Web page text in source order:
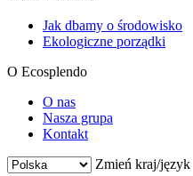
Jak dbamy o środowisko
Ekologiczne porządki
O Ecosplendo
O nas
Nasza grupa
Kontakt
Zmień kraj/język